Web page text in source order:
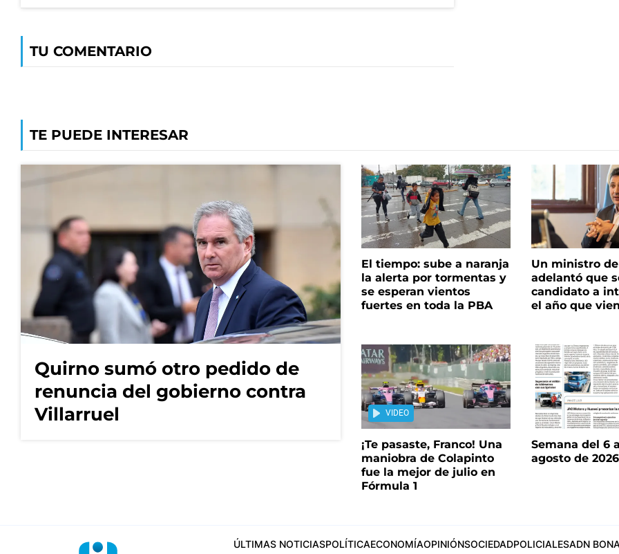
TU COMENTARIO
TE PUEDE INTERESAR
Quirno sumó otro pedido de
renuncia del gobierno contra
Villarruel
El tiempo: sube a naranja
la alerta por tormentas y
se esperan vientos
fuertes en toda la PBA
Un ministro
adelantó que
candidato a
el año que
VIDEO
¡Te pasaste, Franco! Una
maniobra de Colapinto
fue la mejor de julio en
Fórmula 1
Semana del 6
agosto de 2026
ÚLTIMAS NOTICIASPOLÍTICAECONOMÍAOPINIÓNSOCIEDADPOLICIALESADN